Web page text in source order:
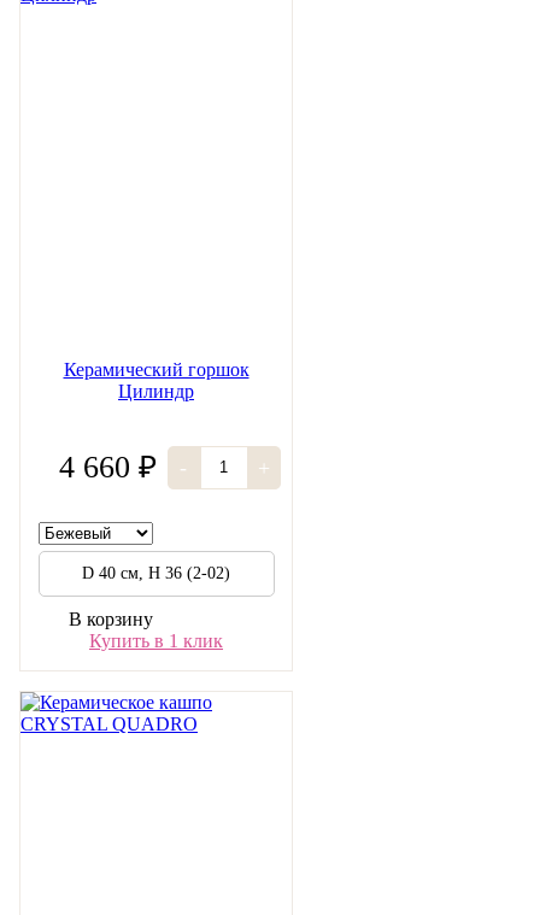
Керамический горшок
Цилиндр
4 660 ₽ - +
D 40 см, H 36 (2-02)
В корзину
Купить в 1 клик